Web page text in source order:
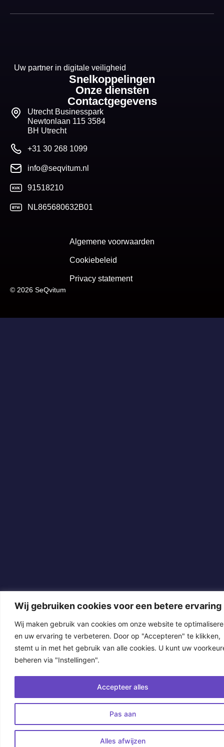
Wij gebruiken cookies voor een betere ervaring
Wij maken gebruik van cookies om onze website te
en uw ervaring te verbeteren. Door op "Accepteren" te klikken,
stemt u in met het gebruik van alle cookies. U kunt uw
beheren via "Instellingen".
Pas aan
Alles afwijzen
Accepteer alles
Uw partner in digitale veiligheid
Snelkoppelingen
Onze diensten
Contactgegevens
Utrecht Businesspark
Newtonlaan 115 3584
BH Utrecht
+31 30 268 1099
info@seqvitum.nl
91518210
NL865680632B01
© 2026 SeQvitum
Algemene voorwaarden
Cookiebeleid
Privacy statement